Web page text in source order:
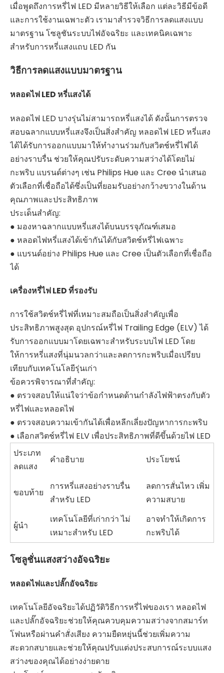
เมื่อพูดถึงการหรี่ไฟ LED มีหลายวิธีให้เลือก แต่ละวิธีมีข้อดี
และการใช้งานเฉพาะตัว เรามาสำรวจวิธีการลดแสงแบบ
มาตรฐาน โซลูชันระบบไฟอัจฉริยะ และเทคนิคเฉพาะ
สำหรับการหรี่แสงแถบ LED กัน
วิธีการลดแสงแบบมาตรฐาน
หลอดไฟ LED หรี่แสงได้
หลอดไฟ LED บางรุ่นไม่สามารถหรี่แสงได้ ดังนั้นการตรวจ
สอบฉลากแบบหรี่แสงจึงเป็นสิ่งสำคัญ หลอดไฟ LED หรี่แสง
ได้ได้รับการออกแบบมาให้ทำงานร่วมกับสวิตช์หรี่ไฟได้
อย่างราบรื่น ช่วยให้คุณปรับระดับความสว่างได้โดยไม่
กะพริบ แบรนด์ต่างๆ เช่น Philips Hue และ Cree นำเสนอ
ตัวเลือกที่เชื่อถือได้ซึ่งเป็นที่ยอมรับอย่างกว้างขวางในด้าน
คุณภาพและประสิทธิภาพ
ประเด็นสำคัญ:
● มองหาฉลากแบบหรี่แสงได้บนบรรจุภัณฑ์เสมอ
● หลอดไฟหรี่แสงได้เข้ากันได้กับสวิตช์หรี่ไฟเฉพาะ
● แบรนด์อย่าง Philips Hue และ Cree เป็นตัวเลือกที่เชื่อถือ
ได้
เครื่องหรี่ไฟ LED ที่รองรับ
การใช้สวิตช์หรี่ไฟที่เหมาะสมถือเป็นสิ่งสำคัญเพื่อ
ประสิทธิภาพสูงสุด อุปกรณ์หรี่ไฟ Trailing Edge (ELV) ได้
รับการออกแบบมาโดยเฉพาะสำหรับระบบไฟ LED โดย
ให้การหรี่แสงที่นุ่มนวลกว่าและลดการกะพริบเมื่อเปรียบ
เทียบกับเทคโนโลยีรุ่นเก่า
ข้อควรพิจารณาที่สำคัญ:
● ตรวจสอบให้แน่ใจว่าข้อกำหนดด้านกำลังไฟฟ้าตรงกับตัว
หรี่ไฟและหลอดไฟ
● ตรวจสอบความเข้ากันได้เพื่อหลีกเลี่ยงปัญหาการกะพริบ
● เลือกสวิตช์หรี่ไฟ ELV เพื่อประสิทธิภาพที่ดีขึ้นด้วยไฟ LED
ประเภท
ลดแสง
คำอธิบาย ประโยชน์
ขอบท้าย
การหรี่แสงอย่างราบรื่น
สำหรับ LED
ลดการสั่นไหว เพิ่ม
ความสบาย
ผู้นำ
เทคโนโลยีที่เก่ากว่า ไม่
เหมาะสำหรับ LED
อาจทำให้เกิดการ
กะพริบได้
โซลูชั่นแสงสว่างอัจฉริยะ
หลอดไฟและปลั๊กอัจฉริยะ
เทคโนโลยีอัจฉริยะได้ปฏิวัติวิธีการหรี่ไฟของเรา หลอดไฟ
และปลั๊กอัจฉริยะช่วยให้คุณควบคุมความสว่างจากสมาร์ท
โฟนหรือผ่านคำสั่งเสียง ความยืดหยุ่นนี้ช่วยเพิ่มความ
สะดวกสบายและช่วยให้คุณปรับแต่งประสบการณ์ระบบแสง
สว่างของคุณได้อย่างง่ายดาย